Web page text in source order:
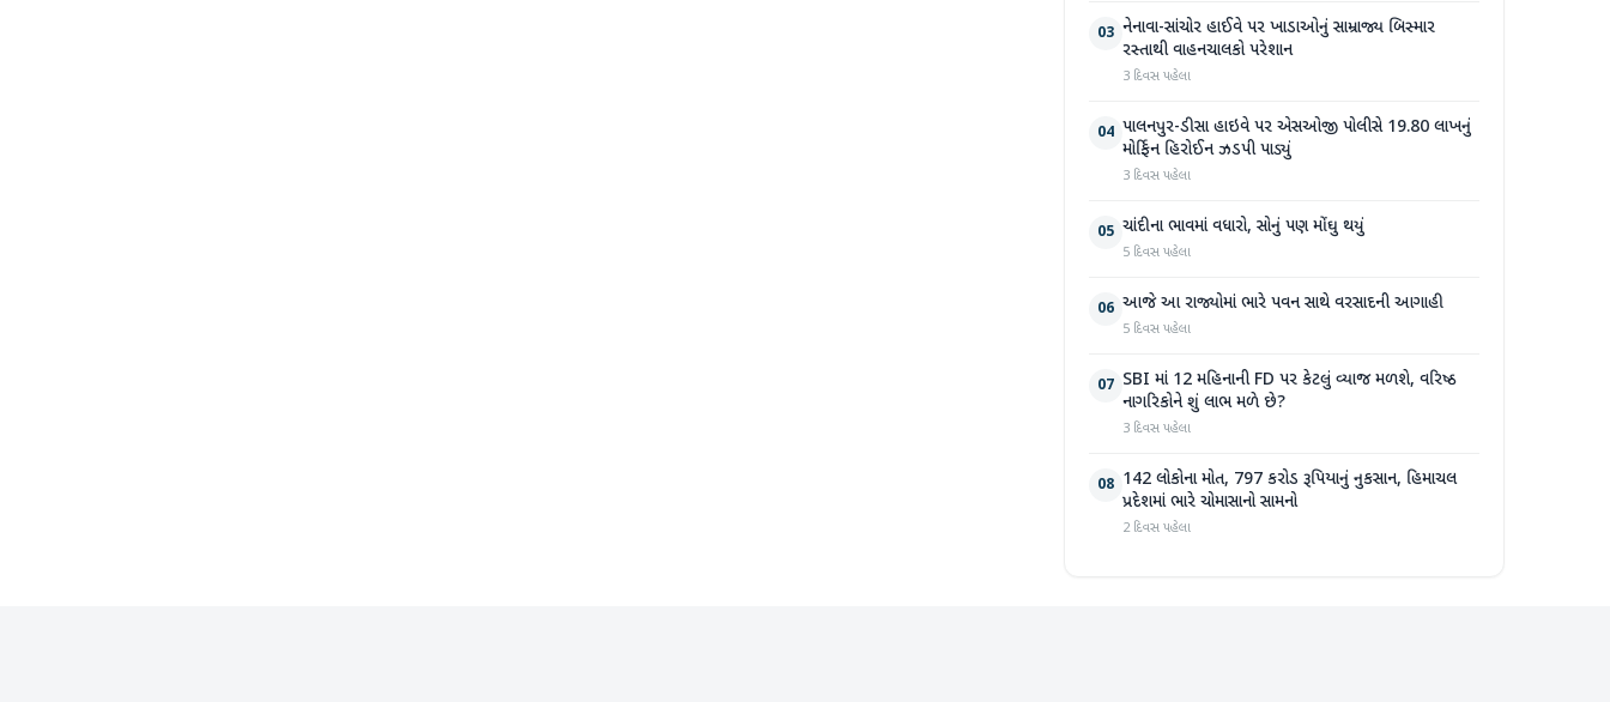
03 નેનાવા-સાંચોર હાઈવે પર ખાડાઓનું સામ્રાજ્ય બિસ્માર
રસ્તાથી વાહનચાલકો પરેશાન
3 દિવસ પહેલા
04 પાલનપુર-ડીસા હાઇવે પર એસઓજી પોલીસે 19.80 લાખનું
મોર્ફિન હિરોઈન ઝડપી પાડ્યું
3 દિવસ પહેલા
05 ચાંદીના ભાવમાં વધારો, સોનું પણ મોંઘુ થયું
5 દિવસ પહેલા
06 આજે આ રાજ્યોમાં ભારે પવન સાથે વરસાદની આગાહી
5 દિવસ પહેલા
07 SBI માં 12 મહિનાની FD પર કેટલું વ્યાજ મળશે, વરિષ્ઠ
નાગરિકોને શું લાભ મળે છે?
3 દિવસ પહેલા
08 142 લોકોના મોત, 797 કરોડ રૂપિયાનું નુકસાન, હિમાચલ
પ્રદેશમાં ભારે ચોમાસાનો સામનો
2 દિવસ પહેલા